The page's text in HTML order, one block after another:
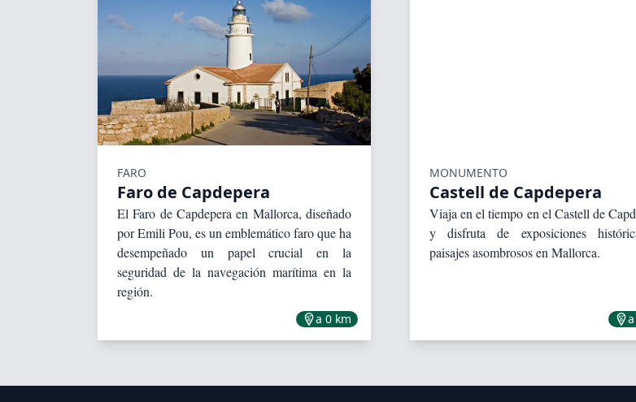
FARO
Faro de Capdepera
El Faro de Capdepera en Mallorca, diseñado
por Emili Pou, es un emblemático faro que ha
desempeñado un papel crucial en la
seguridad de la navegación marítima en la
región.
a 0 km
MONUMENTO
Castell de Capdepera
Viaja en el tiempo en el Castell de
y disfruta de exposiciones
paisajes asombrosos en Mallorca.